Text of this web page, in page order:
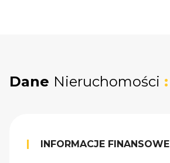
Dane Nieruchomości :
INFORMACJE FINANSOWE